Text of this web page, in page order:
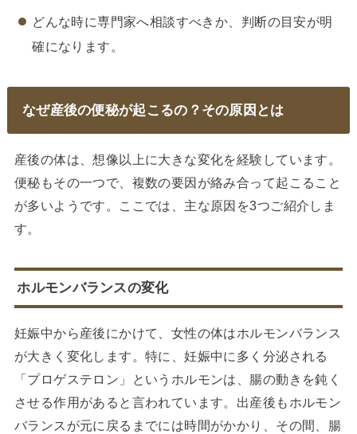
どんな時に専門家へ相談すべきか、判断の目安が明
確になります。
なぜ産後の便秘が起こるの？その原因とは
産後の体は、想像以上に大きな変化を経験しています。
便秘もその一つで、複数の要因が絡み合って起こること
が多いようです。ここでは、主な原因を3つご紹介しま
す。
ホルモンバランスの変化
妊娠中から産後にかけて、女性の体はホルモンバランス
が大きく変化します。特に、妊娠中に多く分泌される
「プロゲステロン」というホルモンは、腸の動きを鈍く
させる作用があると言われています。出産後もホルモン
バランスが元に戻るまでには時間がかかり、その間、腸